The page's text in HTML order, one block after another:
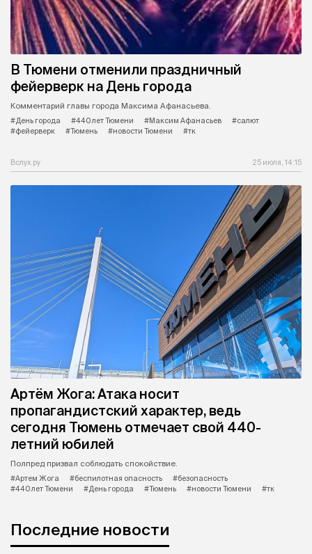
В Тюмени отменили праздничный
фейерверк на День города
Комментарий главы города Максима Афанасьева.
#День города
#440 лет Тюмени #Максим Афанасьев
#салют
#фейерверк
#Тюмень #новости Тюмени #тк
Вслух.ру 25 июля, 14:15
Артём Жога: Атака носит
пропагандистский характер, ведь
сегодня Тюмень отмечает свой 440-
летний юбилей
Полпред призвал соблюдать спокойствие.
#Артем Жога
#беспилотная опасность
#безопасность
#440 лет Тюмени
#День города #Тюмень #новости Тюмени #тк
Последние новости